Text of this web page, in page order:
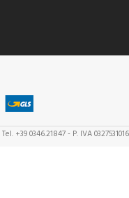
+39 0346.21847 - P. IVA